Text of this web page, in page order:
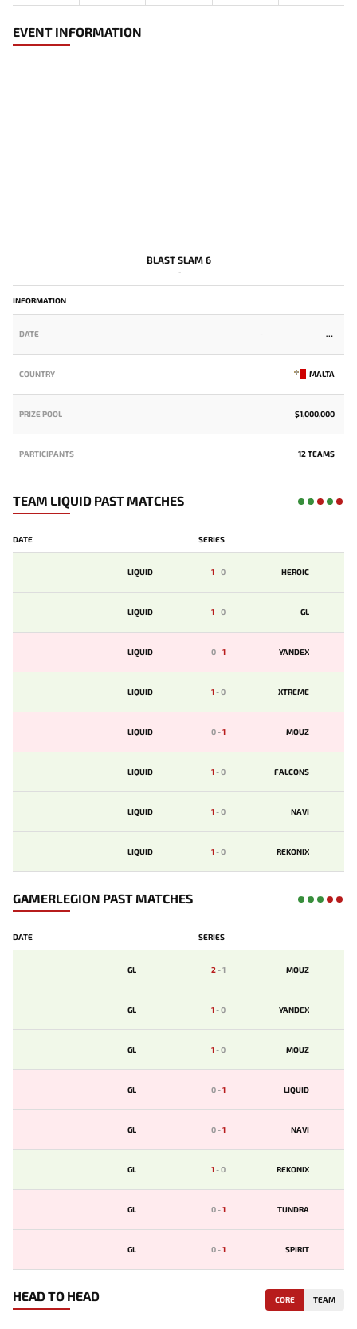
EVENT INFORMATION
BLAST SLAM 6
-
INFORMATION
DATE -
COUNTRY MALTA
PRIZE POOL $1,000,000
PARTICIPANTS 12 TEAMS
TEAM LIQUID PAST MATCHES
DATE SERIES
LIQUID 1-0 HEROIC
LIQUID 1-0 GL
LIQUID 0-1 YANDEX
LIQUID 1-0 XTREME
LIQUID 0-1 MOUZ
LIQUID 1-0 FALCONS
LIQUID 1-0 NAVI
LIQUID 1-0 REKONIX
GAMERLEGION PAST MATCHES
DATE SERIES
GL 2-1 MOUZ
GL 1-0 YANDEX
GL 1-0 MOUZ
GL 0-1 LIQUID
GL 0-1 NAVI
GL 1-0 REKONIX
GL 0-1 TUNDRA
GL 0-1 SPIRIT
HEAD TO HEAD CORE TEAM